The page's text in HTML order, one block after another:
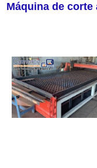
Máquina de corte